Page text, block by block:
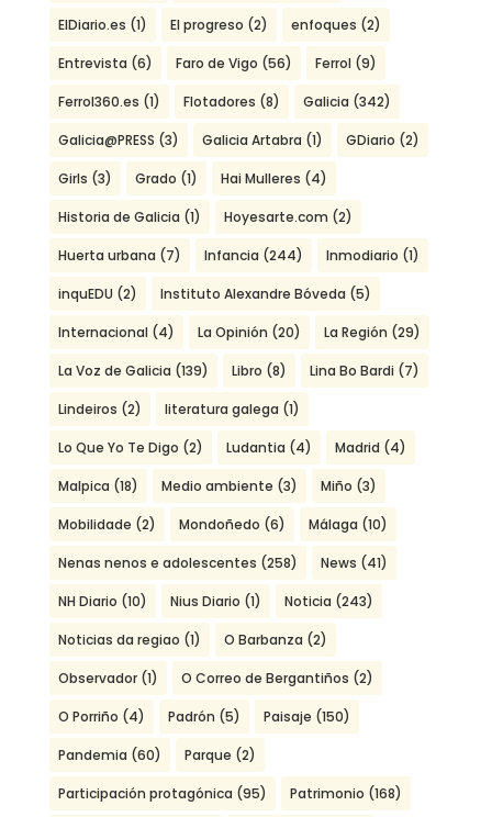
ElDiario.es (1) El progreso (2) enfoques (2)
Entrevista (6) Faro de Vigo (56) Ferrol (9)
Ferrol360.es (1) Flotadores (8) Galicia (342)
Galicia@PRESS (3) Galicia Artabra (1) GDiario (2)
Girls (3) Grado (1) Hai Mulleres (4)
Historia de Galicia (1) Hoyesarte.com (2)
Huerta urbana (7) Infancia (244) Inmodiario (1)
inquEDU (2) Instituto Alexandre Bóveda (5)
Internacional (4) La Opinión (20) La Región (29)
La Voz de Galicia (139) Libro (8) Lina Bo Bardi (7)
Lindeiros (2) literatura galega (1)
Lo Que Yo Te Digo (2) Ludantia (4) Madrid (4)
Malpica (18) Medio ambiente (3) Miño (3)
Mobilidade (2) Mondoñedo (6) Málaga (10)
Nenas nenos e adolescentes (258) News (41)
NH Diario (10) Nius Diario (1) Noticia (243)
Noticias da regiao (1) O Barbanza (2)
Observador(1) O Correo de Bergantiños (2)
O Porriño (4) Padrón (5) Paisaje (150)
Pandemia (60) Parque (2)
Participación protagónica (95) Patrimonio (168)